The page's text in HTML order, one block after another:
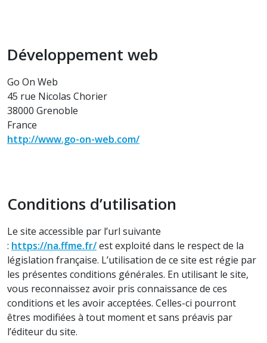
Développement web
Go On Web
45 rue Nicolas Chorier
38000 Grenoble
France
http://www.go-on-web.com/
Conditions d’utilisation
Le site accessible par l’url suivante
: https://na.ffme.fr/est exploité dans le respect de la
législation française. L’utilisation de ce site est régie par
les présentes conditions générales. En utilisant le site,
vous reconnaissez avoir pris connaissance de ces
conditions et les avoir acceptées. Celles-ci pourront
êtres modifiées à tout moment et sans préavis par
l’éditeur du site.